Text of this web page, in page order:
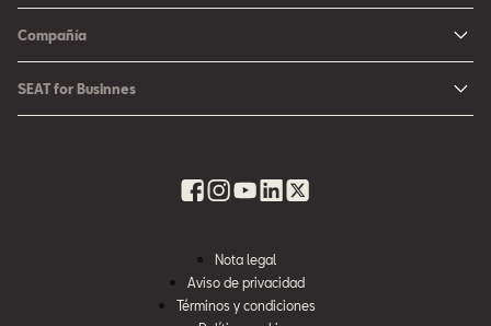
Ateca
Configurador SEAT
Promociones
Fichas Técnicas
Ubica tu Concesionaria SEAT
SEAT Usados Certificados
Campaña Bolsas de Aire
Promociones Servicio SEAT
Seguro de autopartes SEAT
Compañía
Cultura urbana
SEAT for Businnes
Nota legal
Aviso de privacidad
Términos y condiciones